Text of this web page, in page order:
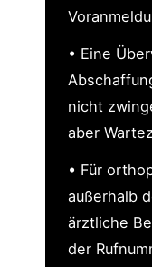
• Eine
nicht
aber
• Für
außerhalb
ärztliche
der